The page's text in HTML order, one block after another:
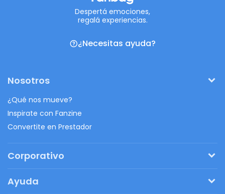
Despertá emociones,
regalá experiencias.
¿Necesitas ayuda?
Nosotros
¿Qué nos mueve?
Inspirate con Fanzine
Convertite en Prestador
Corporativo
Regalos originales
Ayuda